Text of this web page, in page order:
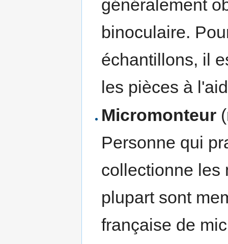
généralement
binoculaire.
échantillons, il
les pièces à
Micromonteur
Personne qui
collectionne les
plupart sont
française de